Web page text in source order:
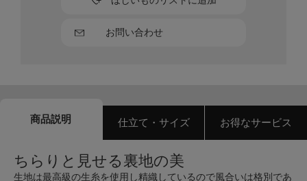
お問い合わせ
商品説明 仕立て・サイズ お得なサービス
ちらりと見せる裏地の美
生地は最高級の生糸を使用し精織しているので風合いは格別であ